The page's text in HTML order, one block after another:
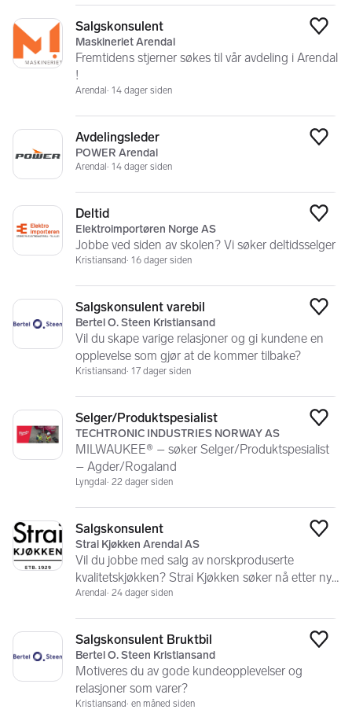
Salgskonsulent
Maskineriet Arendal
Fremtidens stjerner søkes til vår avdeling i Arendal
!
Arendal 14 dager siden
Avdelingsleder
POWER Arendal
Arendal 14 dager siden
Deltid
Elektroimportøren Norge AS
Jobbe ved siden av skolen? Vi søker deltidsselger
Kristiansand 16 dager siden
Salgskonsulent varebil
Bertel O. Steen Kristiansand
Vil du skape varige relasjoner og gi kundene en
opplevelse som gjør at de kommer tilbake?
Kristiansand 17 dager siden
Selger/Produktspesialist
TECHTRONIC INDUSTRIES NORWAY AS
MILWAUKEE® – søker Selger/Produktspesialist
– Agder/Rogaland
Lyngdal 22 dager siden
Salgskonsulent
Strai Kjøkken Arendal AS
Vil du jobbe med salg av norskproduserte
kvalitetskjøkken? Strai Kjøkken søker nå etter ny
salgskonsulent!
Arendal 24 dager siden
Salgskonsulent Bruktbil
Bertel O. Steen Kristiansand
Motiveres du av gode kundeopplevelser og
relasjoner som varer?
Kristiansand en måned siden